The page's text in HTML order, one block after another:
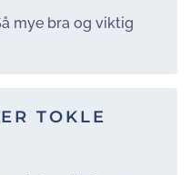
mye bra og viktig
TOKLE